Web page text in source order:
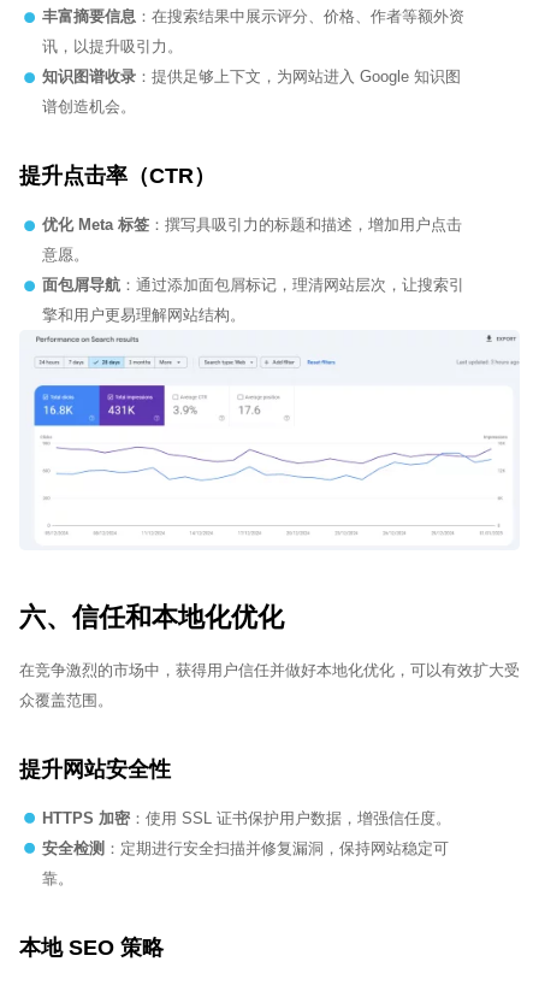
丰富摘要信息 ：在搜索结果中展示评分、价格、作者等额外资
讯，以提升吸引力。
知识图谱收录 ：提供足够上下文，为网站进入 Google 知识图
谱创造机会。
提升点击率（CTR）
优化 Meta标签 ：撰写具吸引力的标题和描述，增加用户点击
意愿。
面包屑导航 ：通过添加面包屑标记，理清网站层次，让搜索引
擎和用户更易理解网站结构。
六、信任和本地化优化
在竞争激烈的市场中，获得用户信任并做好本地化优化，可以有效扩大受
众覆盖范围。
提升网站安全性
HTTPS 加密 ：使用 SSL 证书保护用户数据，增强信任度。
安全检测 ：定期进行安全扫描并修复漏洞，保持网站稳定可
靠。
本地 SEO 策略